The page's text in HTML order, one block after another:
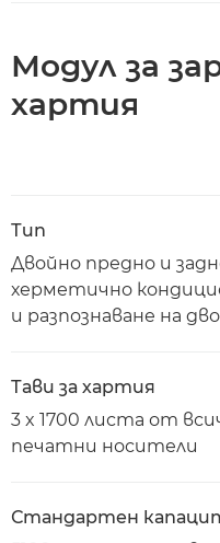
Модул за
хартия
Тип
Двойно предно и
херметично
и разпознаване на
Тави за хартия
3 x 1700 листа от
печатни носители
Стандартен